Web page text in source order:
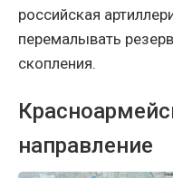
российская
перемалывать
скопления.
направление